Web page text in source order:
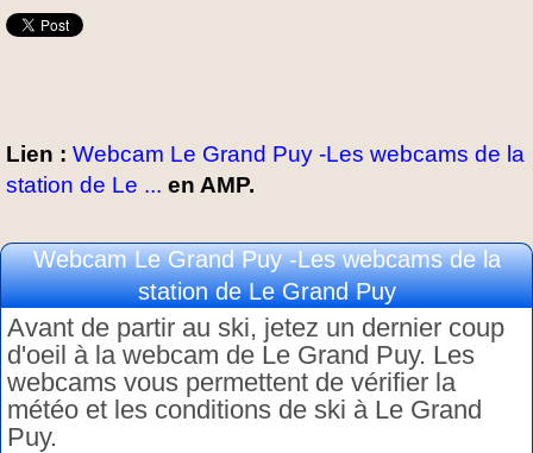
Lien : Webcam Le Grand Puy -Les webcams de la
station de Le ... en AMP.
Webcam Le Grand Puy -Les webcams de la
station de Le Grand Puy
Avant de partir au ski, jetez un dernier coup
d'oeil à la webcam de Le Grand Puy. Les
webcams vous permettent de vérifier la
météo et les conditions de ski à Le Grand
Puy.